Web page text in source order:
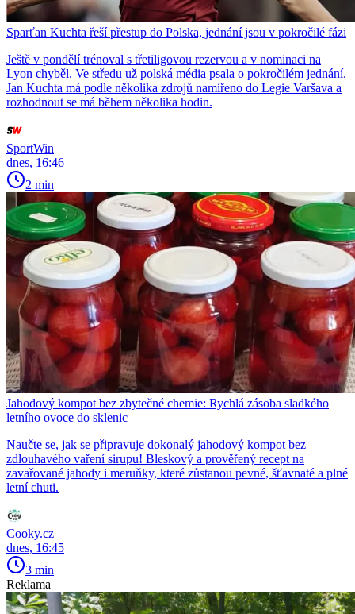
Sparťan Kuchta řeší přestup do Polska, jednání jsou v pokročilé fázi
Ještě v pondělí trénoval s třetiligovou rezervou a v nominaci na
Lyon chyběl. Ve středu už polská média psala o pokročilém jednání.
Jan Kuchta má podle několika zdrojů namířeno do Legie Varšava a
rozhodnout se má během několika hodin.
SportWin
dnes, 16:46
2 min
Jahodový kompot bez zbytečné chemie: Rychlá zásoba sladkého
letního ovoce do sklenic
Naučte se, jak se připravuje dokonalý jahodový kompot bez
zdlouhavého vaření sirupu! Bleskový a prověřený recept na
zavařované jahody i meruňky, které zůstanou pevné, šťavnaté a plné
letní chuti.
Cooky.cz
dnes, 16:45
3 min
Reklama